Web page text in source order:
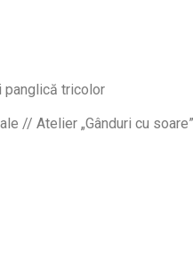
panglică tricolor
// Atelier „Gânduri cu